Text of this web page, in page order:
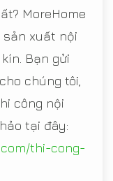
MoreHome
sản xuất nội
Bạn gửi
chúng tôi,
công nội
tại đây:
thi-cong-